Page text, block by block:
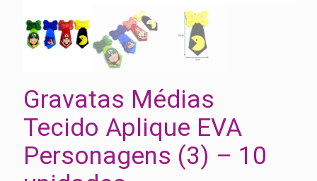
Gravatas Médias
Tecido Aplique EVA
Personagens (3) – 10